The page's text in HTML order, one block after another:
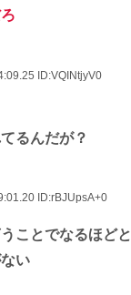
ID:VQINtjyV0
るんだが？
ID:rBJUpsA+0
ことでなるほどと
い